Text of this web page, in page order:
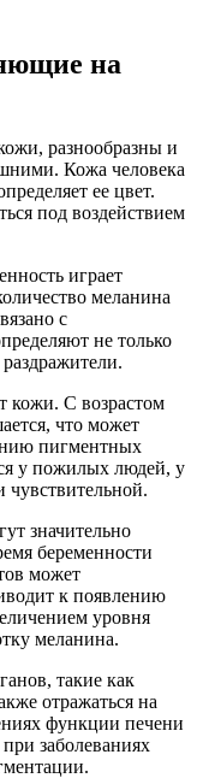
на
разнообразны и
Кожа человека
ее цвет.
под воздействием
играет
меланина
с
не только
кожи. С возрастом
что может
пигментных
у пожилых людей, у
чувствительной.
значительно
беременности
может
к появлению
уровня
меланина.
такие как
отражаться на
функции печени
заболеваниях